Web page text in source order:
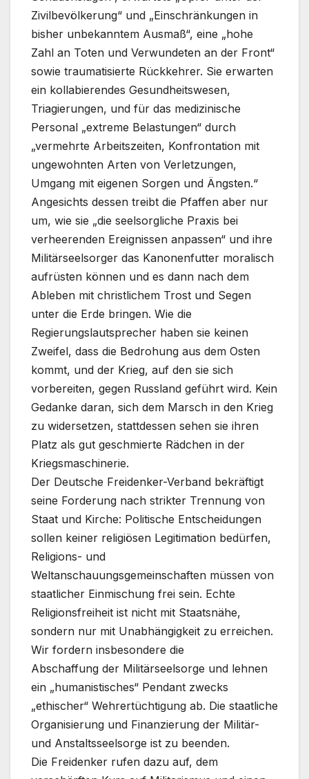
Zivilbevölkerung“ und „Einschränkungen in
bisher unbekanntem Ausmaß“, eine „hohe
Zahl an Toten und Verwundeten an der Front“
sowie traumatisierte Rückkehrer. Sie erwarten
ein kollabierendes Gesundheitswesen,
Triagierungen, und für das medizinische
Personal „extreme Belastungen“ durch
„vermehrte Arbeitszeiten, Konfrontation mit
ungewohnten Arten von Verletzungen,
Umgang mit eigenen Sorgen und Ängsten.“
Angesichts dessen treibt die Pfaffen aber nur
um, wie sie „die seelsorgliche Praxis bei
verheerenden Ereignissen anpassen“ und ihre
Militärseelsorger das Kanonenfutter moralisch
aufrüsten können und es dann nach dem
Ableben mit christlichem Trost und Segen
unter die Erde bringen. Wie die
Regierungslautsprecher haben sie keinen
Zweifel, dass die Bedrohung aus dem Osten
kommt, und der Krieg, auf den sie sich
vorbereiten, gegen Russland geführt wird. Kein
Gedanke daran, sich dem Marsch in den Krieg
zu widersetzen, stattdessen sehen sie ihren
Platz als gut geschmierte Rädchen in der
Kriegsmaschinerie.
Der Deutsche Freidenker-Verband bekräftigt
seine Forderung nach strikter Trennung von
Staat und Kirche: Politische Entscheidungen
sollen keiner religiösen Legitimation bedürfen,
Religions- und
Weltanschauungsgemeinschaften müssen von
staatlicher Einmischung frei sein. Echte
Religionsfreiheit ist nicht mit Staatsnähe,
sondern nur mit Unabhängigkeit zu erreichen.
Wir fordern insbesondere die
Abschaffung der Militärseelsorge und lehnen
ein „humanistisches“ Pendant zwecks
„ethischer“ Wehrertüchtigung ab. Die staatliche
Organisierung und Finanzierung der Militär-
und Anstaltsseelsorge ist zu beenden.
Die Freidenker rufen dazu auf, dem